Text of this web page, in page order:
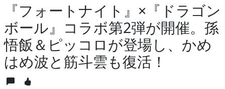
『フォートナイト』×『ドラゴン
ボール』コラボ第2弾が開催。孫
悟飯＆ピッコロが登場し、かめ
はめ波と筋斗雲も復活！